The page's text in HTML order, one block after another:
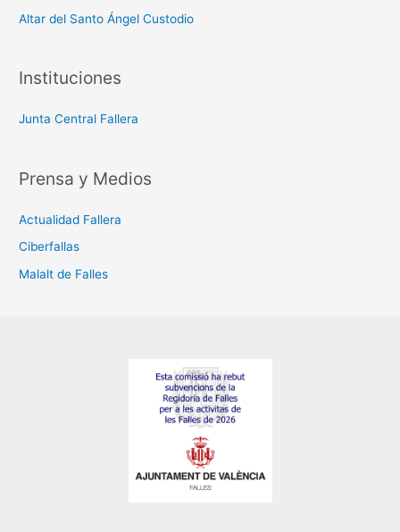
Altar del Santo Ángel Custodio
Instituciones
Junta Central Fallera
Prensa y Medios
Actualidad Fallera
Ciberfallas
Malalt de Falles